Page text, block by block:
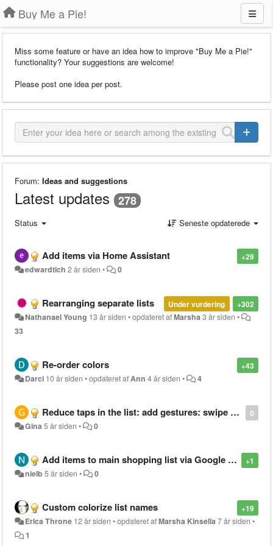
Buy Me a Pie!
Miss some feature or have an idea how to improve "Buy Me a Pie!"
functionality? Your suggestions are welcome!
Please post one idea per post.
Forum: Ideas and suggestions
Latest updates 278
Status Seneste opdaterede
+29
Add items via Home Assistant
edwardtich 2 år siden • 0
+302
Under vurdering
Rearranging separate lists
Nathanael Young 13 år siden •opdateret afMarsha3 år siden •
33
+43
Re-order colors
Darci 10 år siden •opdateret afAnn 4 år siden • 4
0
Reduce taps in the list: add gestures: swipe right to delete, swipe left to edit.
Gina5 år siden • 0
+1
Add items to main shopping list via Google assistant
nielb 5 år siden • 0
+19
Custom colorize list names
Erica Throne 12 år siden •opdateret afMarsha Kinsella7 år siden •
1